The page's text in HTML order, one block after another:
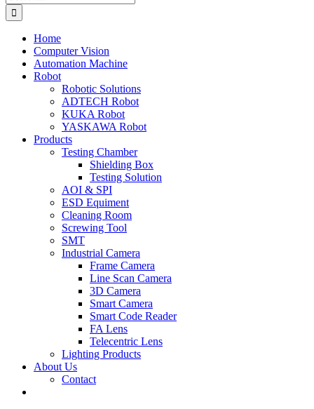
for:
Home
Computer Vision
Automation Machine
Robot
Robotic Solutions
ADTECH Robot
KUKA Robot
YASKAWA Robot
Products
Testing Chamber
Shielding Box
Testing Solution
AOI & SPI
ESD Equiment
Cleaning Room
Screwing Tool
SMT
Industrial Camera
Frame Camera
Line Scan Camera
3D Camera
Smart Camera
Smart Code Reader
FA Lens
Telecentric Lens
Lighting Products
About Us
Contact